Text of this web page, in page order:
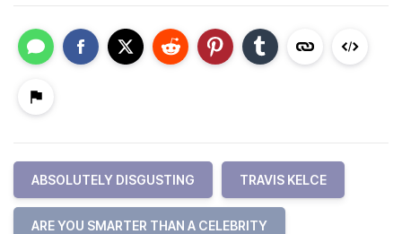
ABSOLUTELY DISGUSTING TRAVIS KELCE
ARE YOU SMARTER THAN A CELEBRITY